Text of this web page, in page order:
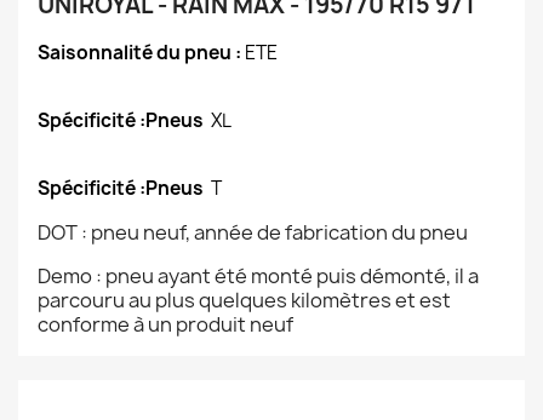
Saisonnalité du pneu : ETE
Spécificité :Pneus XL
Spécificité :Pneus T
DOT : pneu neuf, année de fabrication du pneu
Demo : pneu ayant été monté puis démonté, il a
parcouru au plus quelques kilomètres et est
conforme à un produit neuf